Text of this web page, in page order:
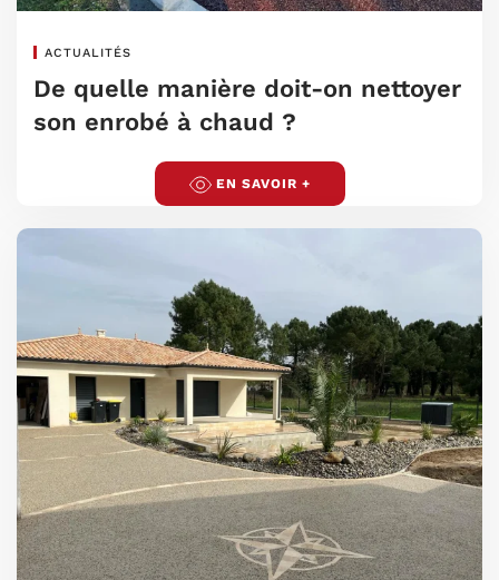
ACTUALITÉS
De quelle manière doit-on nettoyer
son enrobé à chaud ?
EN SAVOIR +